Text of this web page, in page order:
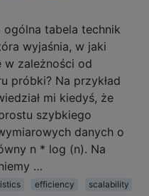
ogólna tabela technik
wyjaśnia, w jaki
w zależności od
próbki? Na przykład
mi kiedyś, że
szybkiego
danych o
n * log (n). Na
…
efficiency scalability